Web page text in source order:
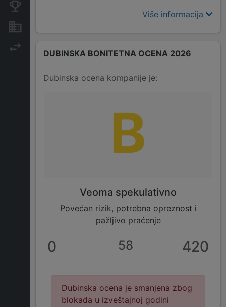
Više informacija
DUBINSKA BONITETNA OCENA 2026
Dubinska ocena kompanije je:
B
Veoma spekulativno
Povećan rizik, potrebna opreznost i
pažljivo praćenje
0 58 420
Dubinska ocena je smanjena zbog
blokada u izveštajnoj godini